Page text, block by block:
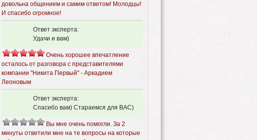
довольна общением и самим ответом! Молодцы!
И спасибо огромное!
Ответ эксперта:
Удачи и вам)
Очень хорошее впечатление
осталось от разговора с представителями
компании "Никита Первый" - Аркадием
Леоновым
Ответ эксперта:
Спасибо вам) Стараемся для ВАС)
Вы мне очень помогли. За 2
минуты ответили мне на те вопросы на которые